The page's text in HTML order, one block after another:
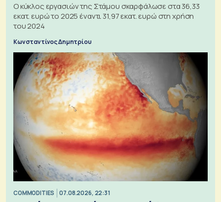
Ο κύκλος εργασιών της Στάμου σκαρφάλωσε στα 36,33
εκατ. ευρώ το 2025 έναντι 31,97 εκατ. ευρώ στη χρήση
του 2024
Κωνσταντίνος Δημητρίου
COMMODITIES 07.08.2026, 22:31